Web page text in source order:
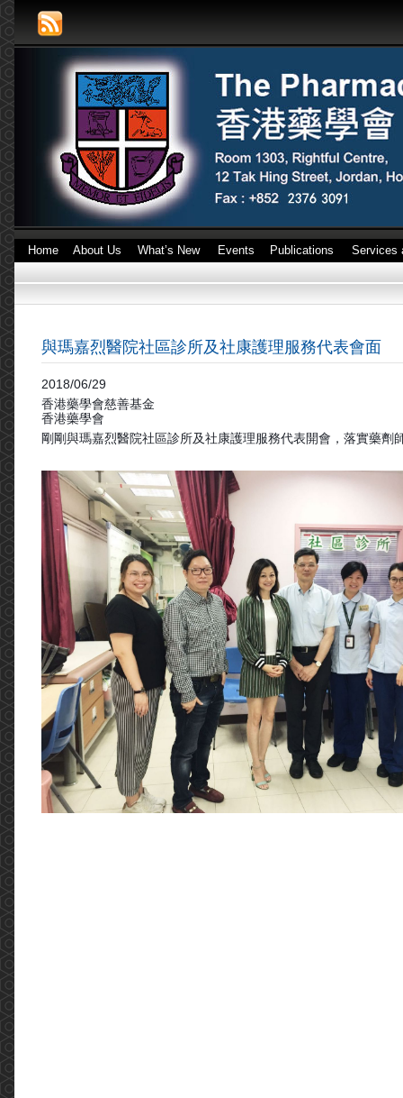
Home About Us What’s New Events Publications Services
與瑪嘉烈醫院社區診所及社康護理服務代表會面
2018/06/29
香港藥學會慈善基金
香港藥學會
剛剛與瑪嘉烈醫院社區診所及社康護理服務代表開會，落實藥